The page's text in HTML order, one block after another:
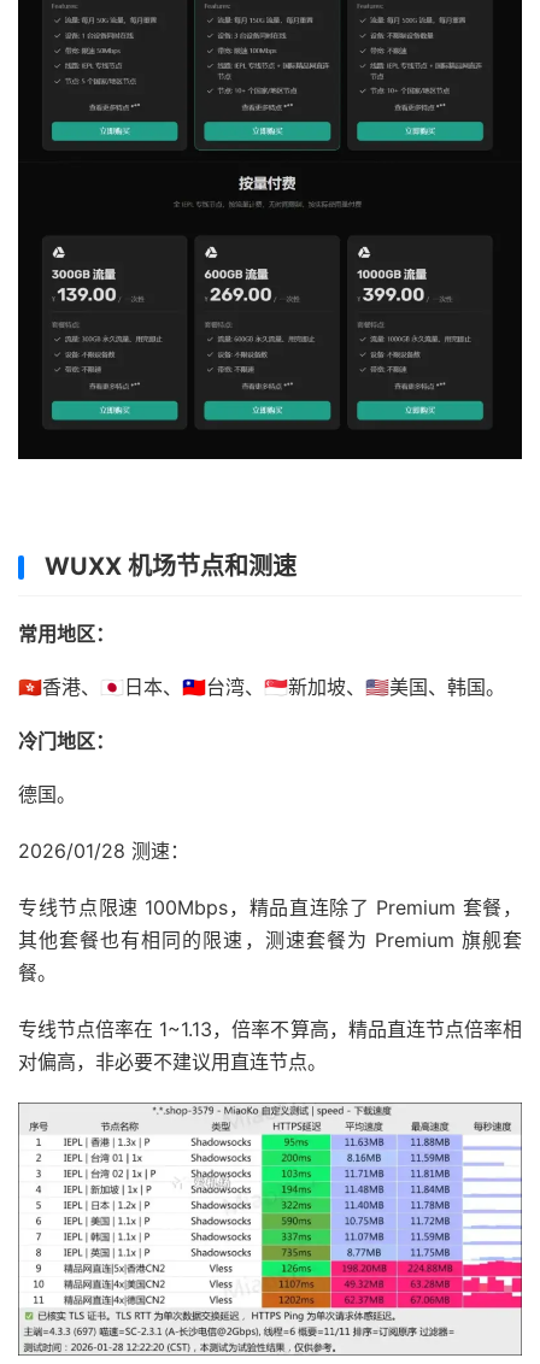
WUXX 机场节点和测速
常用地区：
🇭🇰香港、🇯🇵日本、🇹🇼台湾、🇸🇬新加坡、🇺🇸美国、韩国。
冷门地区：
德国。
2026/01/28 测速：
专线节点限速 100Mbps，精品直连除了 Premium 套餐，
其他套餐也有相同的限速，测速套餐为 Premium 旗舰套
餐。
专线节点倍率在 1~1.13，倍率不算高，精品直连节点倍率相
对偏高，非必要不建议用直连节点。